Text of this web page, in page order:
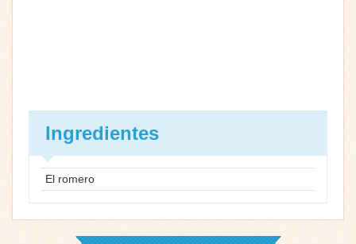
Ingredientes
El romero